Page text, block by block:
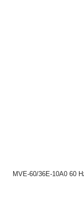
MVE-60/36E-10A0 60